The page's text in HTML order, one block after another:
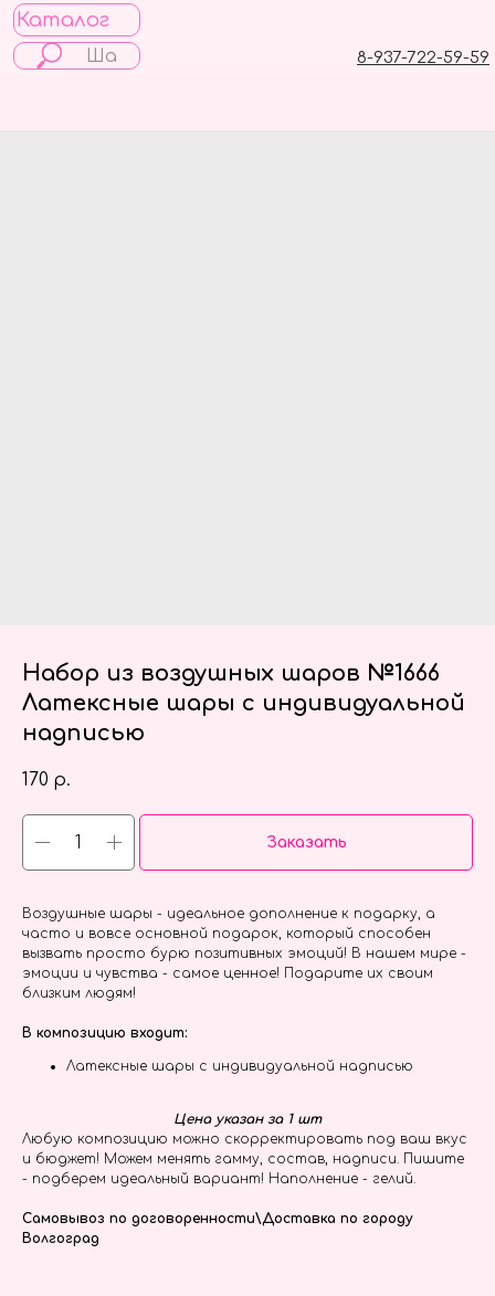
Каталог
8-937-722-59-59
Набор из воздушных шаров №1666
Латексные шары с индивидуальной
надписью
170 р.
Заказать
Воздушные шары - идеальное дополнение к подарку, а
часто и вовсе основной подарок, который способен
вызвать просто бурю позитивных эмоций! В нашем мире -
эмоции и чувства - самое ценное! Подарите их своим
близким людям!
В композицию входит:
Латексные шары с индивидуальной надписью
Цена указан за 1 шт
Любую композицию можно скорректировать под ваш вкус
и бюджет! Можем менять гамму, состав, надписи. Пишите
- подберем идеальный вариант! Наполнение - гелий.
Самовывоз по договоренности\Доставка по городу
Волгоград